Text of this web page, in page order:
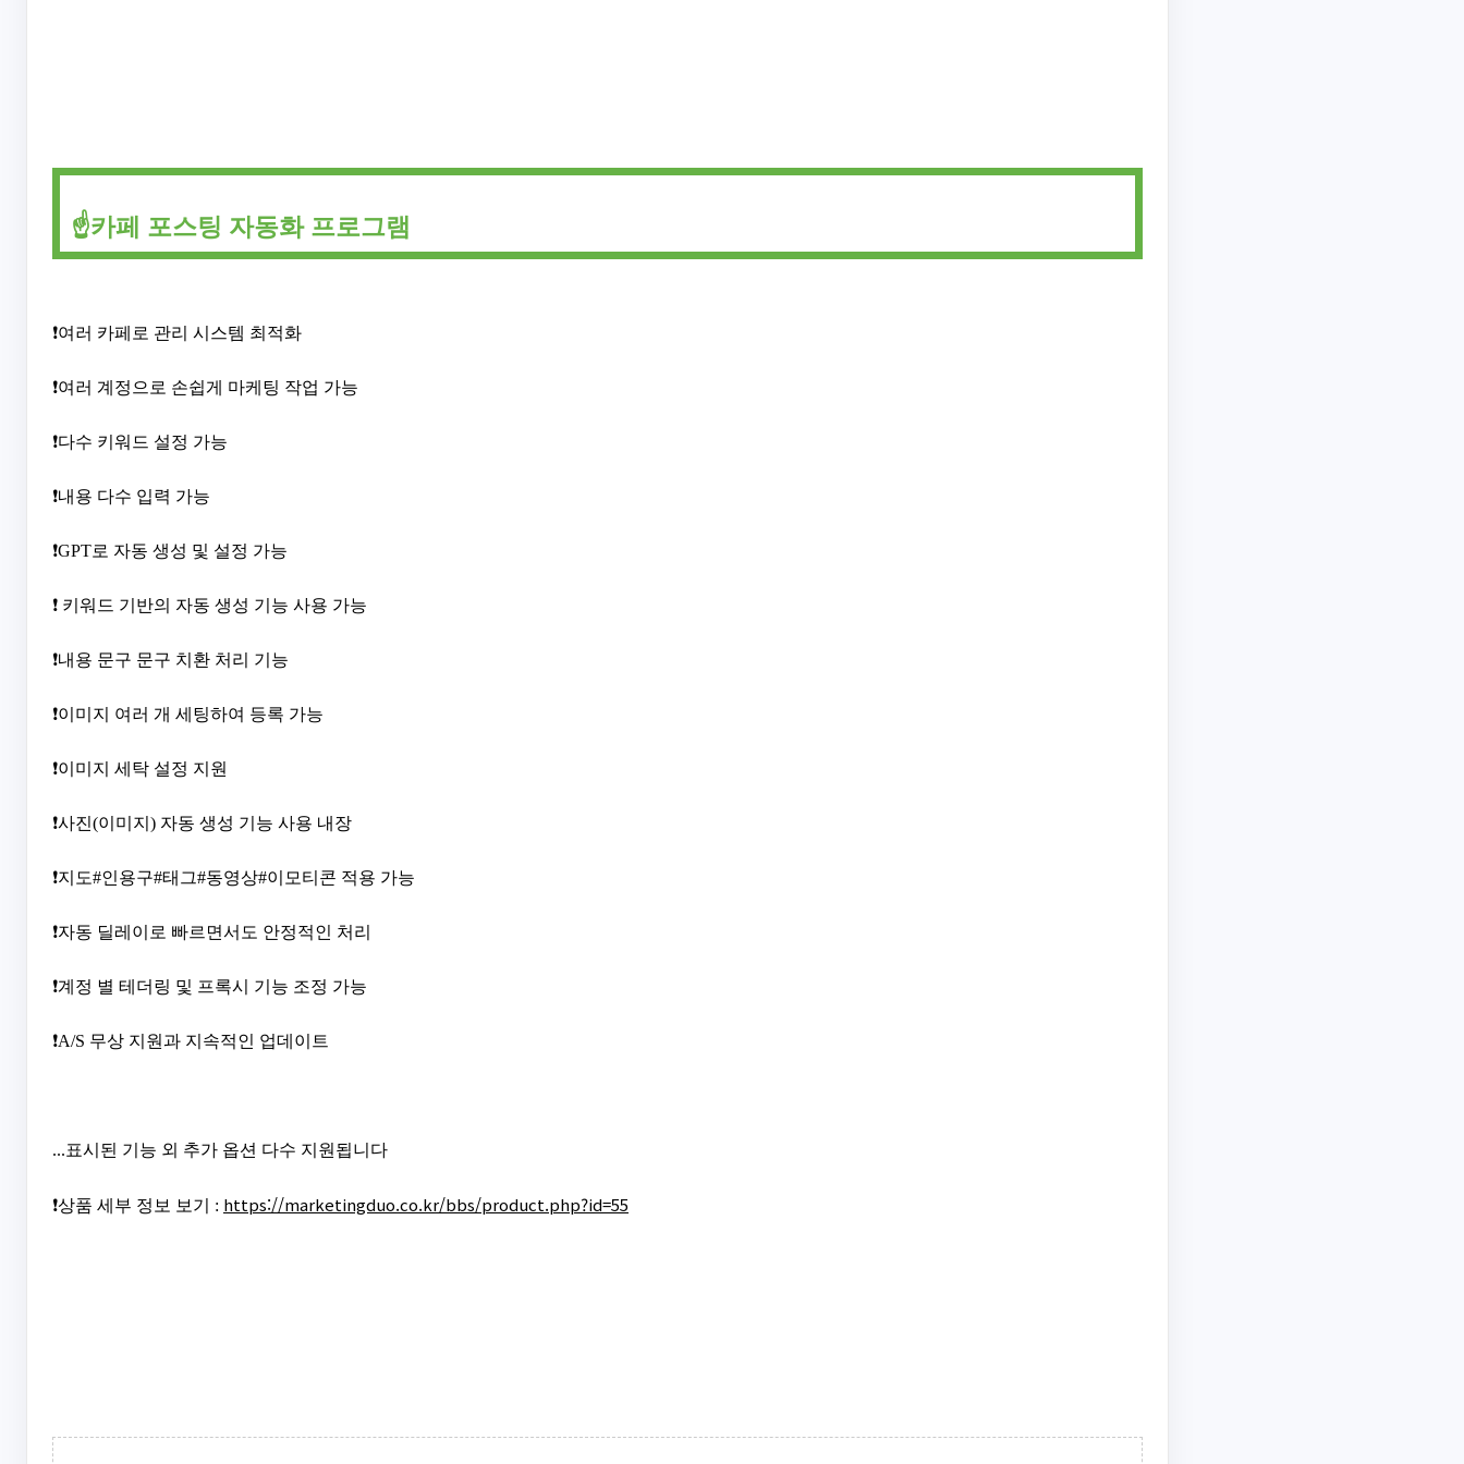
☝️카페 포스팅 자동화 프로그램
❗여러 카페로 관리 시스템 최적화
❗여러 계정으로 손쉽게 마케팅 작업 가능
❗다수 키워드 설정 가능
❗내용 다수 입력 가능
❗GPT로 자동 생성 및 설정 가능
❗ 키워드 기반의 자동 생성 기능 사용 가능
❗내용 문구 문구 치환 처리 기능
❗이미지 여러 개 세팅하여 등록 가능
❗이미지 세탁 설정 지원
❗사진(이미지) 자동 생성 기능 사용 내장
❗지도#인용구#태그#동영상#이모티콘 적용 가능
❗자동 딜레이로 빠르면서도 안정적인 처리
❗계정 별 테더링 및 프록시 기능 조정 가능
❗A/S 무상 지원과 지속적인 업데이트
...표시된 기능 외 추가 옵션 다수 지원됩니다
❗상품 세부 정보 보기 : https://marketingduo.co.kr/bbs/product.php?id=55